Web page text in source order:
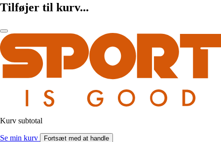
Tilføjer til kurv...
Kurv subtotal
Se min kurv Fortsæt med at handle